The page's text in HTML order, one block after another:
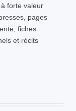
forte valeur
pages
fiches
et récits